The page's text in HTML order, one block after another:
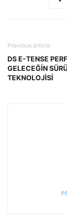
Previous article
DS E-TENSE
GELECEĞİN
TEKNOLOJİSİ